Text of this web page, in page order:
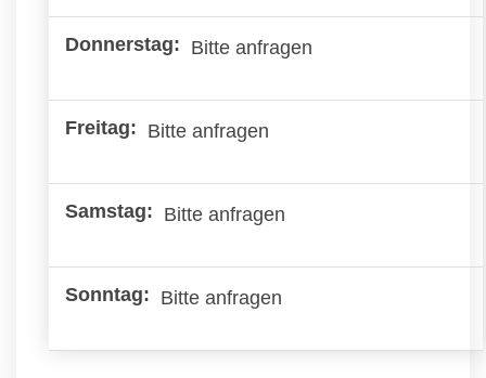
Bitte anfragen
Bitte anfragen
Bitte anfragen
Bitte anfragen